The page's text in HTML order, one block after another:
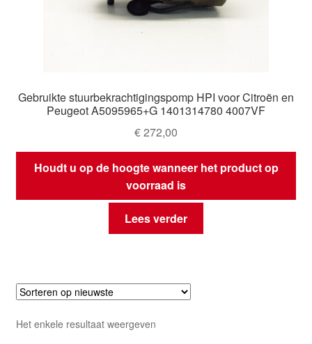
Gebruikte stuurbekrachtigingspomp HPI voor Citroën en
Peugeot A5095965+G 1401314780 4007VF
€272,00
Houdt u op de hoogte wanneer het product op
voorraad is
Lees verder
Het enkele resultaat weergeven